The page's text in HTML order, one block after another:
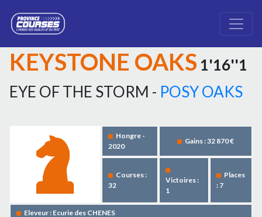
KEYSTONE OAKS 1'16''1
EYE OF THE STORM - POSY OAKS
Hongre -
2020
Gains : 32 870 €
Courses :
32
Victoires :
1
Places
: 7
Eleveur : Ecurie des CHENES